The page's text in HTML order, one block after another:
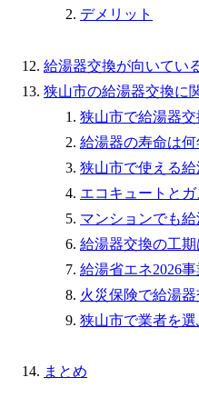
デメリット
給湯器交換が向いてい
狭山市の給湯器交換に
狭山市で給湯器
給湯器の寿命は
狭山市で使える
エコキュートと
マンションでも
給湯器交換の工
給湯省エネ2026
火災保険で給湯
狭山市で業者を
まとめ